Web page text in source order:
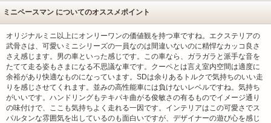
ミニペースマン についてのオススメポイント
オリジナルミニ以上にオンリーワンの価値観を持つ車ですね。エクステリアの
武骨さは、可愛いミニシリーズの一員なのは間違いないのに精悍なカッコ良さ
さえ感じます。男の車といった感じです。この車なら、ガラガラと派手な音を
たてて走る姿もさまになる不思議な車です。クーペとは言え室内空間は適度に
余裕があり快適なものになっています。SDは余りあるトルクで気持ちのいい走
りを感じさせてくれます。並みの高性能車には負けないレベルですね。気持ち
がいいです。ハンドリングもテキパキ曲がる俊敏さの有るものでイメージ通り
の味付けで、ここも気持ちよく走れる一因です。インテリアはこの可愛さでス
パルタンな雰囲気を出しているのも面白いですが、デザイナーの遊び心を感じ